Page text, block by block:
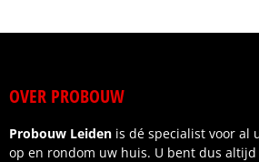
OVER PROBOUW
Probouw Leiden is dé specialist voor al
op en rondom uw huis. U bent dus altijd